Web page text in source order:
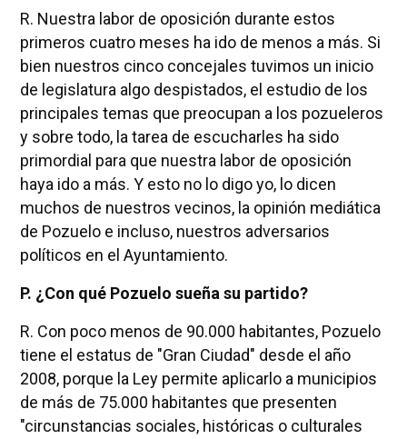
R. Nuestra labor de oposición durante estos
primeros cuatro meses ha ido de menos a más. Si
bien nuestros cinco concejales tuvimos un inicio
de legislatura algo despistados, el estudio de los
principales temas que preocupan a los pozueleros
y sobre todo, la tarea de escucharles ha sido
primordial para que nuestra labor de oposición
haya ido a más. Y esto no lo digo yo, lo dicen
muchos de nuestros vecinos, la opinión mediática
de Pozuelo e incluso, nuestros adversarios
políticos en el Ayuntamiento.
P. ¿Con qué Pozuelo sueña su partido?
R. Con poco menos de 90.000 habitantes, Pozuelo
tiene el estatus de "Gran Ciudad" desde el año
2008, porque la Ley permite aplicarlo a municipios
de más de 75.000 habitantes que presenten
"circunstancias sociales, históricas o culturales